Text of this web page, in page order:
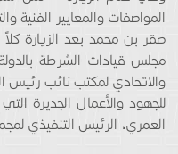
المواصفات والمعايير
صقر بن محمد بعد الزيارة
مجلس قيادات الشرطة
والاتحادي لمكتب نائب رئيس
للجهود والأعمال الجديرة
العمري، الرئيس التنفيذي